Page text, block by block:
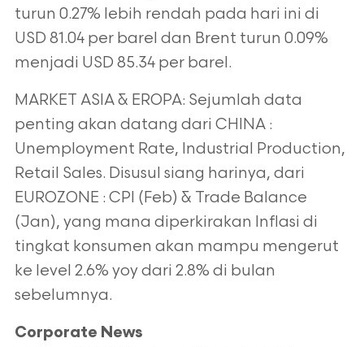
turun 0.27% lebih rendah pada hari ini di
USD 81.04 per barel dan Brent turun 0.09%
menjadi USD 85.34 per barel.
MARKET ASIA & EROPA: Sejumlah data
penting akan datang dari CHINA :
Unemployment Rate, Industrial Production,
Retail Sales. Disusul siang harinya, dari
EUROZONE : CPI (Feb) & Trade Balance
(Jan), yang mana diperkirakan Inflasi di
tingkat konsumen akan mampu mengerut
ke level 2.6% yoy dari 2.8% di bulan
sebelumnya.
Corporate News